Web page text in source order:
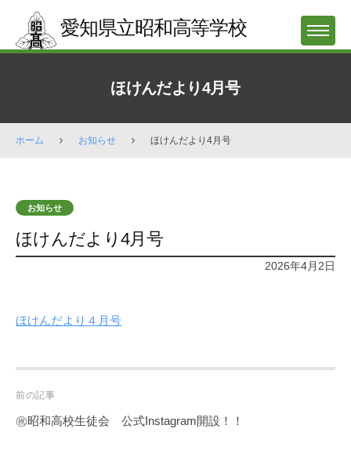
content
愛知県立昭和高等学校 MENU
ほけんだより4月号
ホーム お知らせ ほけんだより4月号
お知らせ
ほけんだより4月号
2026年4月2日
ほけんだより４月号
Post
navigation
前の記事
㊗昭和高校生徒会 公式Instagram開設！！